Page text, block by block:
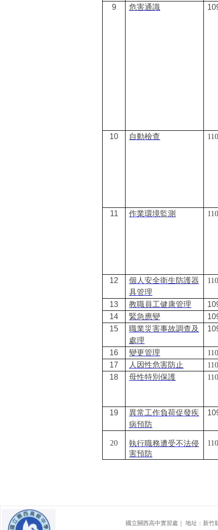
9 危害通識
10 自動檢查
11 作業環境監測
12
個人安全衛生防護器
具管理
13 教職員工健康管理
14
緊急應變
15
職業災害事故調查及
處理
16 變更管理
17
人因性危害防止
18
母性特別保護
19
異常工作負荷促發疾
病預防
20
執行職務遭受不法侵
害預防
國立關西高中實習處｜ 地址：新